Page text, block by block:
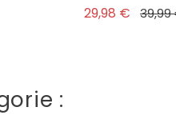
29,98 € Prix
39,99
: